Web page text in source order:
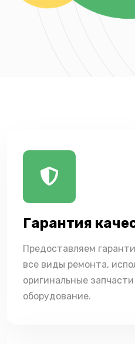
Гарантия
Предоставляем
все виды ремонта,
оригинальные
оборудование.